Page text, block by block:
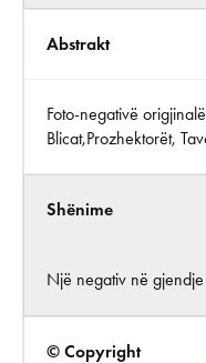
Abstrakt
Foto-negativë
Blicat,Prozhektorët,
Shënime
Një negativ në
© Copyright